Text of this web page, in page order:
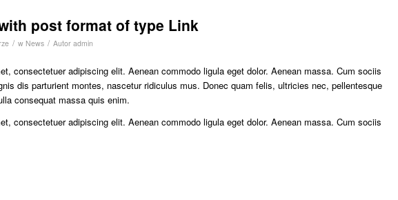
post format of type Link
/ w News / Autor admin
consectetuer adipiscing elit. Aenean commodo ligula eget dolor. Aenean massa. Cum sociis
dis parturient montes, nascetur ridiculus mus. Donec quam felis, ultricies nec, pellentesque
consequat massa quis enim.
consectetuer adipiscing elit. Aenean commodo ligula eget dolor. Aenean massa. Cum sociis